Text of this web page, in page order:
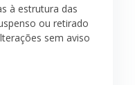
à estrutura das
ou retirado
sem aviso